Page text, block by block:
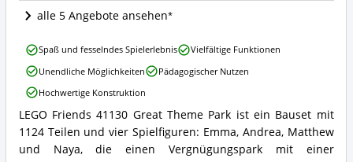
LEGO®
Friends
alle 5 Angebote ansehen
LEGO
Friends
41130
LEGO Friends 41130 Great Theme Park ist ein Bauset mit
1124 Teilen und vier Spielfiguren: Emma, Andrea, Matthew
und Naya, die einen Vergnügungspark mit einer
LEGO
Friends
41130
Großer
Freizeitpark
Vorteile:
Was
spricht
Spaß und fesselndes Spielerlebnis
Vielfältige Funktionen
Unendliche Möglichkeiten
Pädagogischer Nutzen
Hochwertige Konstruktion